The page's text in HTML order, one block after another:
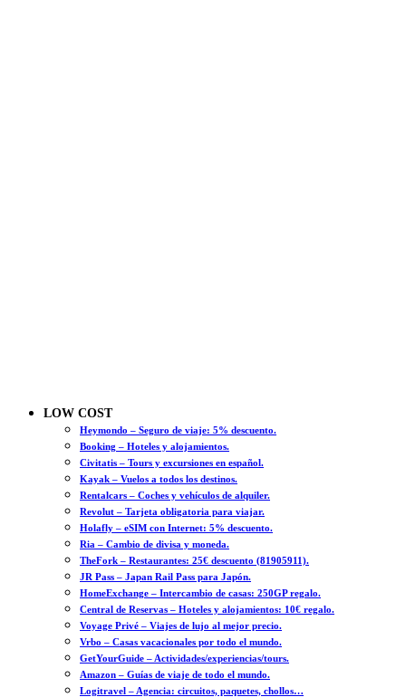
LOW COST
Heymondo – Seguro de viaje: 5% descuento.
Booking – Hoteles y alojamientos.
Civitatis – Tours y excursiones en español.
Kayak – Vuelos a todos los destinos.
Rentalcars – Coches y vehículos de alquiler.
Revolut – Tarjeta obligatoria para viajar.
Holafly – eSIM con Internet: 5% descuento.
Ria – Cambio de divisa y moneda.
TheFork – Restaurantes: 25€ descuento (81905911).
JR Pass – Japan Rail Pass para Japón.
HomeExchange – Intercambio de casas: 250GP regalo.
Central de Reservas – Hoteles y alojamientos: 10€ regalo.
Voyage Privé – Viajes de lujo al mejor precio.
Vrbo – Casas vacacionales por todo el mundo.
GetYourGuide – Actividades/experiencias/tours.
Amazon – Guías de viaje de todo el mundo.
Logitravel – Agencia: circuitos, paquetes, chollos…